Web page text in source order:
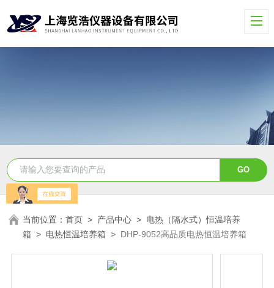
当前位置：首页 > 产品中心 > 电热（隔水式）恒温培养
箱 > 电热恒温培养箱 > DHP-9052高品质电热恒温培养箱